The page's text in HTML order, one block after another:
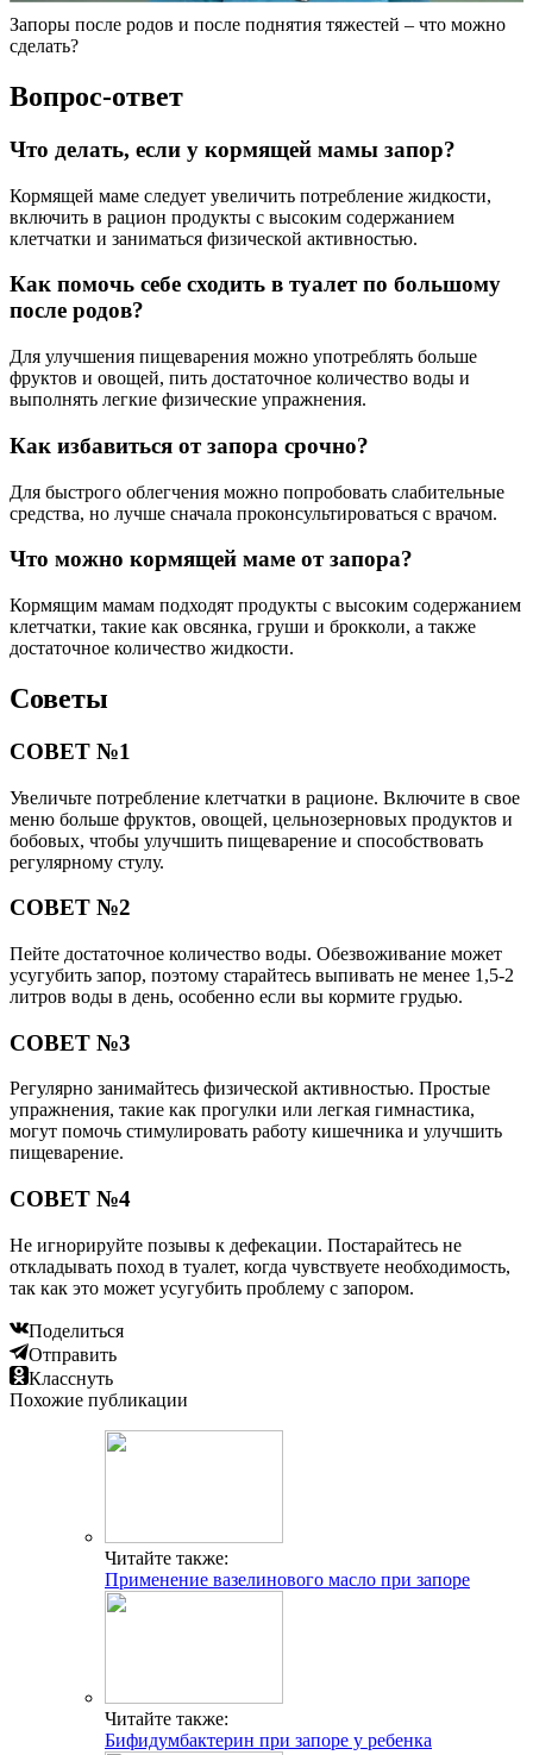
Запоры после родов и после поднятия тяжестей – что можно
сделать?
Вопрос-ответ
Что делать, если у кормящей мамы запор?
Кормящей маме следует увеличить потребление жидкости,
включить в рацион продукты с высоким содержанием
клетчатки и заниматься физической активностью.
Как помочь себе сходить в туалет по большому
после родов?
Для улучшения пищеварения можно употреблять больше
фруктов и овощей, пить достаточное количество воды и
выполнять легкие физические упражнения.
Как избавиться от запора срочно?
Для быстрого облегчения можно попробовать слабительные
средства, но лучше сначала проконсультироваться с врачом.
Что можно кормящей маме от запора?
Кормящим мамам подходят продукты с высоким содержанием
клетчатки, такие как овсянка, груши и брокколи, а также
достаточное количество жидкости.
Советы
СОВЕТ №1
Увеличьте потребление клетчатки в рационе. Включите в свое
меню больше фруктов, овощей, цельнозерновых продуктов и
бобовых, чтобы улучшить пищеварение и способствовать
регулярному стулу.
СОВЕТ №2
Пейте достаточное количество воды. Обезвоживание может
усугубить запор, поэтому старайтесь выпивать не менее 1,5-2
литров воды в день, особенно если вы кормите грудью.
СОВЕТ №3
Регулярно занимайтесь физической активностью. Простые
упражнения, такие как прогулки или легкая гимнастика,
могут помочь стимулировать работу кишечника и улучшить
пищеварение.
СОВЕТ №4
Не игнорируйте позывы к дефекации. Постарайтесь не
откладывать поход в туалет, когда чувствуете необходимость,
так как это может усугубить проблему с запором.
Поделиться
Отправить
Класснуть
Похожие публикации
Читайте также:
Применение вазелинового масло при запоре
Читайте также:
Бифидумбактерин при запоре у ребенка